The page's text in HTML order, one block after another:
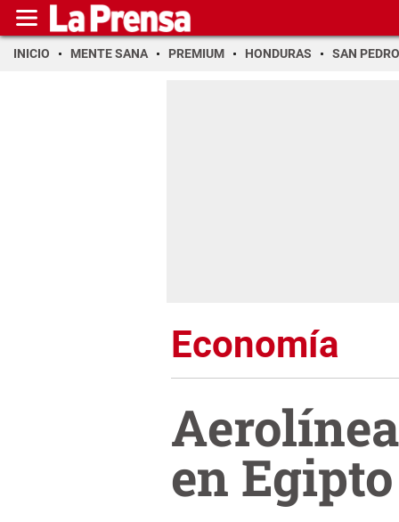
INICIO MENTE SANA PREMIUM HONDURAS SAN PEDRO
Economía
en Egipto